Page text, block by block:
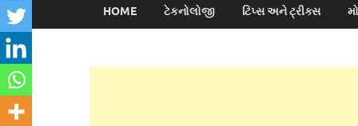
HOME ટેકનોલોજી ટિપ્સ અને ટ્રીક્સ